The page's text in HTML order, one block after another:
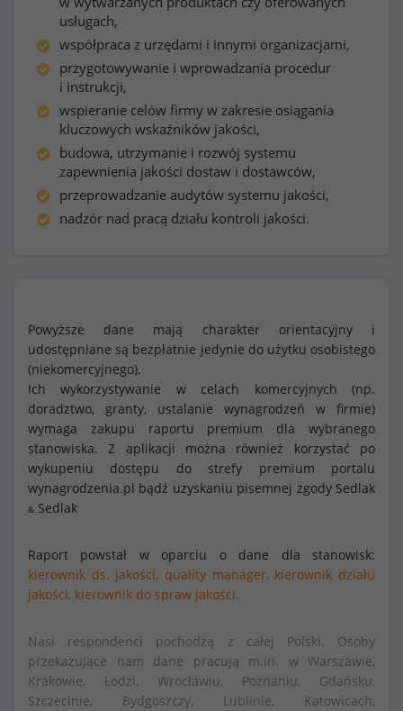
usługach,
współpraca z urzędami i innymi organizacjami,
przygotowywanie i wprowadzania procedur
i instrukcji,
wspieranie celów firmy w zakresie osiągania
kluczowych wskaźników jakości,
budowa, utrzymanie i rozwój systemu
zapewnienia jakości dostaw i dostawców,
przeprowadzanie audytów systemu jakości,
nadzór nad pracą działu kontroli jakości.
Powyższe dane mają charakter orientacyjny i
udostępniane są bezpłatnie jedynie do użytku osobistego
(niekomercyjnego).
Ich wykorzystywanie w celach komercyjnych (np.
doradztwo, granty, ustalanie wynagrodzeń w firmie)
wymaga zakupu raportu premium dla wybranego
stanowiska. Z aplikacji można również korzystać po
wykupeniu dostępu do strefy premium portalu
wynagrodzenia.pl bądź uzyskaniu pisemnej zgody Sedlak
& Sedlak
Raport powstał w oparciu o dane dla stanowisk:
kierownik ds. jakości, quality manager, kierownik działu
jakości, kierownik do spraw jakości.
Nasi respondenci pochodzą z całej Polski. Osoby
przekazujące nam dane pracują m.in. w Warszawie,
Krakowie, Łodzi, Wrocławiu, Poznaniu, Gdańsku,
Szczecinie, Bydgoszczy, Lublinie, Katowicach,